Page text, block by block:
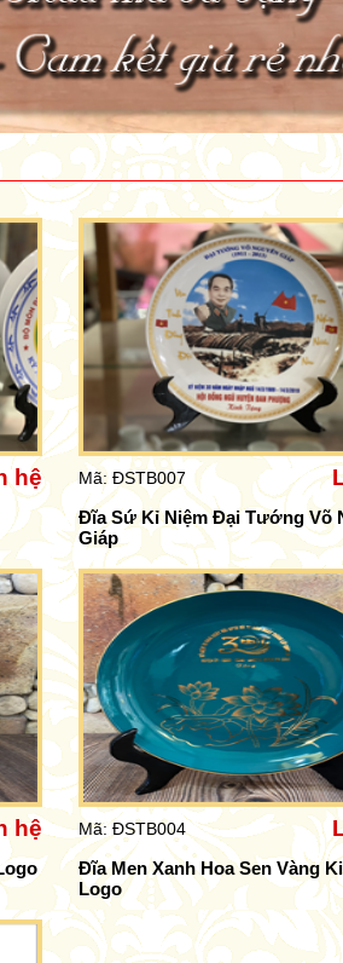
hệ Mã: ĐSTB007
Đĩa Sứ Kỉ Niệm Đại Tướng Võ
Giáp
hệ Mã: ĐSTB004
Đĩa Men Xanh Hoa Sen Vàng
Logo